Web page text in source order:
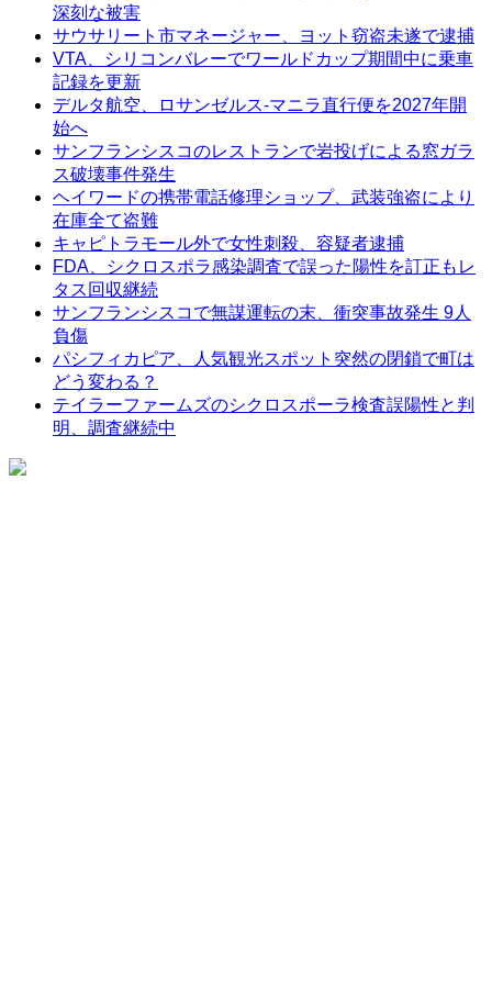
深刻な被害
サウサリート市マネージャー、ヨット窃盗未遂で逮捕
VTA、シリコンバレーでワールドカップ期間中に乗車
記録を更新
デルタ航空、ロサンゼルス-マニラ直行便を2027年開
始へ
サンフランシスコのレストランで岩投げによる窓ガラ
ス破壊事件発生
ヘイワードの携帯電話修理ショップ、武装強盗により
在庫全て盗難
キャピトラモール外で女性刺殺、容疑者逮捕
FDA、シクロスポラ感染調査で誤った陽性を訂正もレ
タス回収継続
サンフランシスコで無謀運転の末、衝突事故発生 9人
負傷
パシフィカピア、人気観光スポット突然の閉鎖で町は
どう変わる？
テイラーファームズのシクロスポーラ検査誤陽性と判
明、調査継続中